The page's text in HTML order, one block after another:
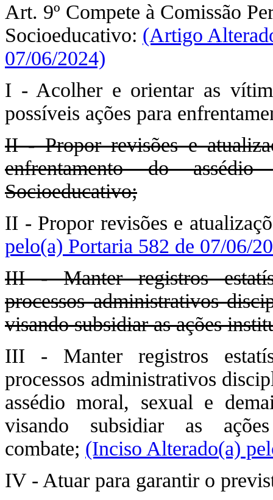
Art. 9º Compete à Comissão
Socioeducativo: (Artigo
07/06/2024)
I - Acolher e orientar as
possíveis ações para
II - Propor revisões e
enfrentamento do
Socioeducativo;
II - Propor revisões e
pelo(a) Portaria 582 de 07/06/
III - Manter registros
processos administrativos
visando subsidiar as ações
III - Manter registros
processos administrativos
assédio moral, sexual e
visando subsidiar as
combate; (Inciso Alterado(a)
IV - Atuar para garantir o